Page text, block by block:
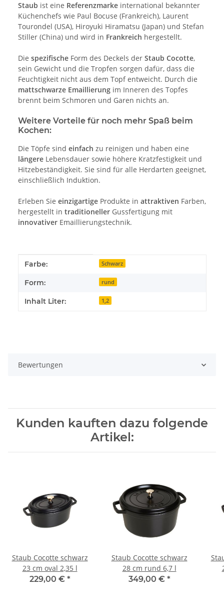
Staub ist eine Referenzmarke international bekannter
Küchenchefs wie Paul Bocuse (Frankreich), Laurent
Tourondel (USA), Hiroyuki Hiramatsu (Japan) und Stefan
Stiller (China) und wird in Frankreich hergestellt.
Die spezifische Form des Deckels der Staub Cocotte,
sein Gewicht und die Tropfen sorgen dafür, dass die
Feuchtigkeit nicht aus dem Topf entweicht. Durch die
mattschwarze Emaillierung im Inneren des Topfes
brennt beim Schmoren und Garen nichts an.
Weitere Vorteile für noch mehr Spaß beim
Kochen:
Die Töpfe sind einfach zu reinigen und haben eine
längere Lebensdauer sowie höhere Kratzfestigkeit und
Hitzebeständigkeit. Sie sind für alle Herdarten geeignet,
einschließlich Induktion.
Erleben Sie einzigartige Produkte in attraktiven Farben,
hergestellt in traditioneller Gussfertigung mit
innovativer Emaillierungstechnik.
Produkteigenschaft
Wert
Farbe: Schwarz
Form: rund
Inhalt Liter: 1,2
Bewertungen
Kunden kauften dazu folgende
Artikel:
Staub Cocotte schwarz
23 cm oval 2,35 l
229,00 € *
Staub Cocotte schwarz
28 cm rund 6,7 l
349,00 € *